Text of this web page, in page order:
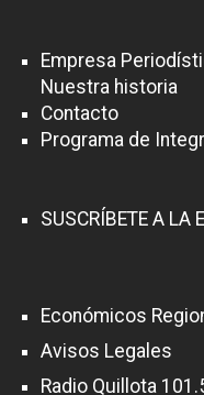
Empresa
Nuestra historia
Contacto
Programa de
SUSCRÍBETE A LA
Económicos
Avisos Legales
Radio Quillota